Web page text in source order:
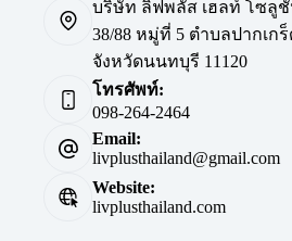
บริษัท ลิฟพลัส เฮลท์ โซลู
38/88 หมู่ที่ 5 ตำบลปากเก
จังหวัดนนทบุรี 11120
โทรศัพท์:
098-264-2464
Email:
livplusthailand@gmail.com
Website:
livplusthailand.com